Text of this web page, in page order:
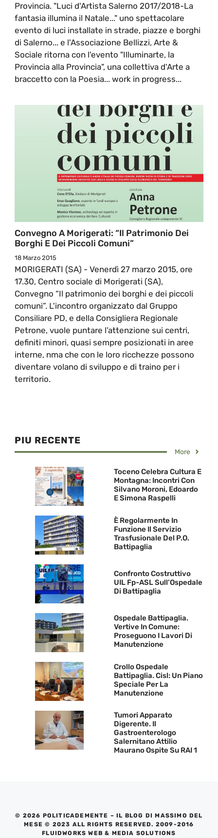
Provincia. "Luci d'Artista Salerno 2017/2018-La
fantasia illumina il Natale..." uno spettacolare
evento di luci installate in strade, piazze e borghi
di Salerno... e l'Associazione Bellizzi, Arte &
Sociale ritorna con l'evento "Illuminarte, la
Provincia alla Provincia", una collettiva d'Arte a
braccetto con la Poesia... work in progress...
Convegno A Morigerati: “Il Patrimonio Dei
Borghi E Dei Piccoli Comuni”
18 Marzo 2015
MORIGERATI (SA) - Venerdì 27 marzo 2015, ore
17.30, Centro sociale di Morigerati (SA),
Convegno “Il patrimonio dei borghi e dei piccoli
comuni”. L'incontro organizzato dal Gruppo
Consiliare PD, e della Consigliera Regionale
Petrone, vuole puntare l’attenzione sui centri,
definiti minori, quasi sempre posizionati in aree
interne, nma che con le loro ricchezze possono
diventare volano di sviluppo e di traino per i
territorio.
PIU RECENTE
More
Toceno Celebra Cultura E
Montagna: Incontri Con
Silvano Moroni, Edoardo
E Simona Raspelli
È Regolarmente In
Funzione Il Servizio
Trasfusionale Del P.O.
Battipaglia
Confronto Costruttivo
UIL Fp-ASL Sull’Ospedale
Di Battipaglia
Ospedale Battipaglia.
Vertive In Comune:
Proseguono I Lavori Di
Manutenzione
Crollo Ospedale
Battipaglia. Cisl: Un Piano
Speciale Per La
Manutenzione
Tumori Apparato
Digerente. Il
Gastroenterologo
Salernitano Attilio
Maurano Ospite Su RAI 1
© 2026 POLITICADEMENTE – IL BLOG DI MASSIMO DEL
MESE © 2023 ALL RIGHTS RESERVED. 2009-2016
FLUIDWORKS WEB & MEDIA SOLUTIONS